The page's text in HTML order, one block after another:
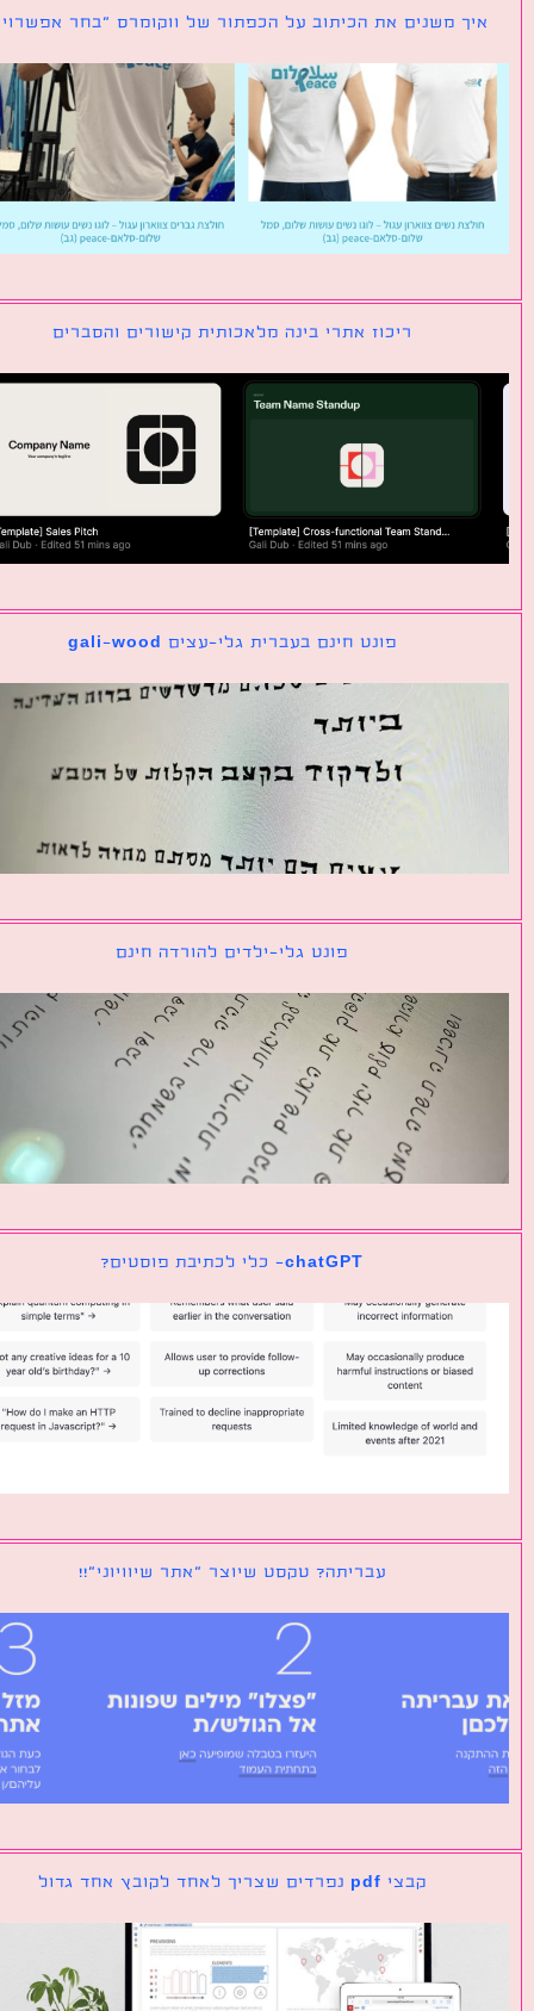
משנים את הכיתוב על הכפתור של ווקומרס ״בחר אפשרויות״
ריכוז אתרי בינה מלאכותית קישורים והסברים
פונט חינם בעברית גלי-עצים gali-wood
פונט גלי-ילדים להורדה חינם
chatGPT- כלי לכתיבת פוסטים?
עבריתה? טקסט שיוצר ״אתר שיוויוני״!!